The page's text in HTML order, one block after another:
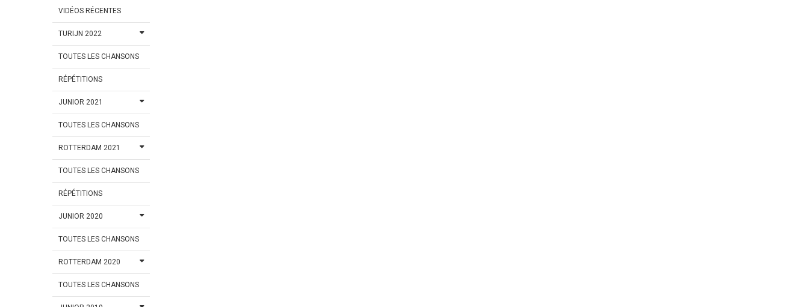
VIDÉOS RÉCENTES
TURIJN 2022
TOUTES LES CHANSONS
RÉPÉTITIONS
JUNIOR 2021
TOUTES LES CHANSONS
ROTTERDAM 2021
TOUTES LES CHANSONS
RÉPÉTITIONS
JUNIOR 2020
TOUTES LES CHANSONS
ROTTERDAM 2020
TOUTES LES CHANSONS